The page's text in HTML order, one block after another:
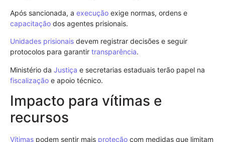
Após sancionada, a execução exige normas, ordens e
capacitação dos agentes prisionais.
Unidades prisionais devem registrar decisões e seguir
protocolos para garantir transparência.
Ministério da Justiça e secretarias estaduais terão papel na
fiscalização e apoio técnico.
Impacto para vítimas e
recursos
Vítimas podem sentir mais proteção com medidas que limitam